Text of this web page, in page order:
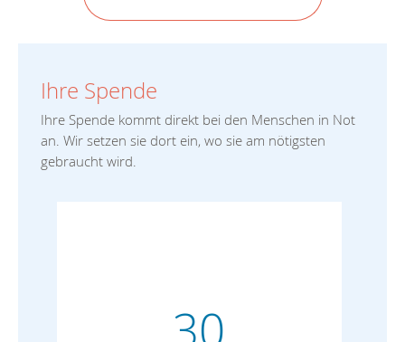
Ihre Spende
Ihre Spende kommt direkt bei den Menschen in Not
an. Wir setzen sie dort ein, wo sie am nötigsten
gebraucht wird.